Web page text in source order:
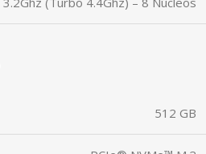
512 GB